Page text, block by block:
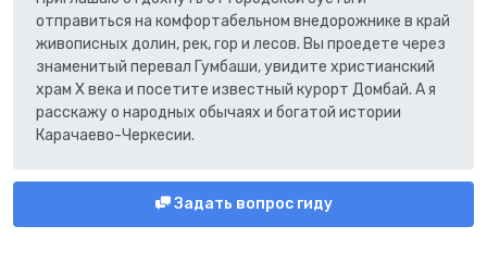
отправиться на комфортабельном внедорожнике в край
живописных долин, рек, гор и лесов. Вы проедете через
знаменитый перевал Гумбаши, увидите христианский
храм X века и посетите известный курорт Домбай. А я
расскажу о народных обычаях и богатой истории
Карачаево-Черкесии.
Задать вопрос гиду